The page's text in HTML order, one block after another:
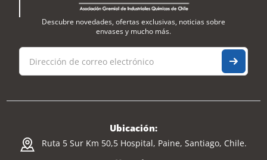
Descubre novedades, ofertas exclusivas, noticias sobre
envases y mucho más.
Ubicación:
Ruta 5 Sur Km 50,5 Hospital, Paine, Santiago, Chile.